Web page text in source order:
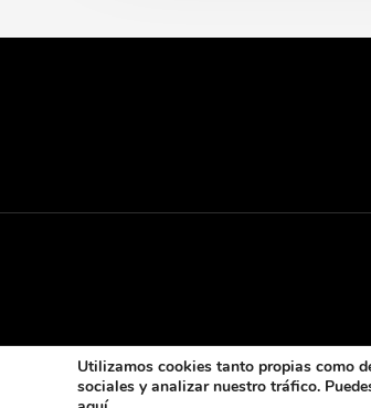
Utilizamos cookies tanto propias como
sociales y analizar nuestro tráfico.